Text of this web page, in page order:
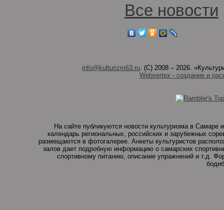
Все новости
info@kulturizm63.ru. (C) 2008 – 2026.
Webvertex - создание и
На сайте публикуются новости культуризма в
календарь региональных, российских и зарубежных
размещаются в фотогалерее. Анкеты культуристов
залов дает подробную информацию о самарских
спортивному питанию, описание упражнений и т.д.